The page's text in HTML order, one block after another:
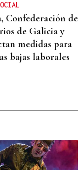
Confederación de
de Galicia y
medidas para
bajas laborales